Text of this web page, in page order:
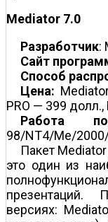
Mediator 7.0
Разработчик:
Сайт
Способ
Цена:
PRO — 399
Работа
98/NT4/Me/
Пакет
это один из
версиях: